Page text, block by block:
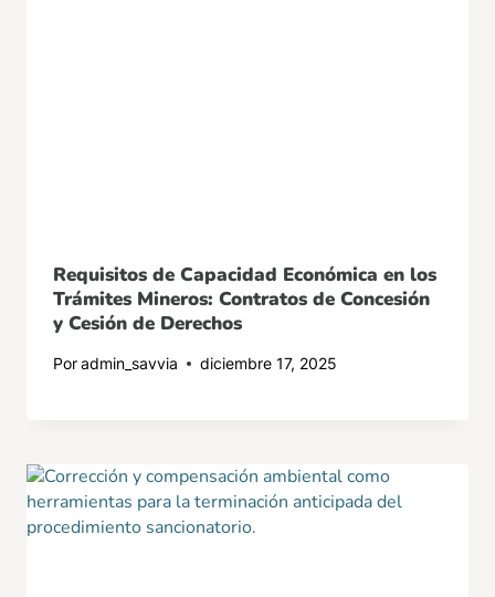
Requisitos de Capacidad Económica en los
Trámites Mineros: Contratos de Concesión
y Cesión de Derechos
Poradmin_savvia diciembre 17, 2025